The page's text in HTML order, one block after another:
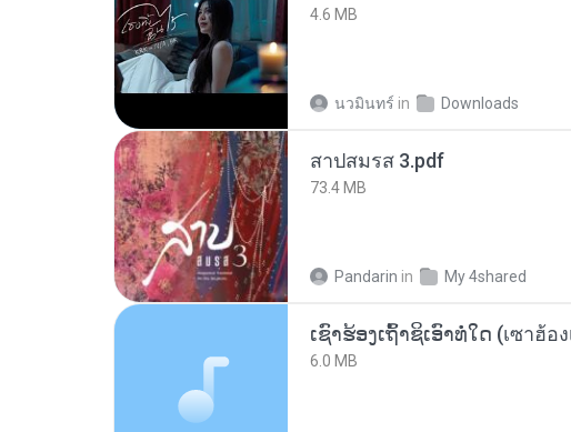
4.6 MB
นวมินทร์ in Downloads
สาปสมรส 3.pdf
73.4 MB
Pandarin in My 4shared
6.0 MB